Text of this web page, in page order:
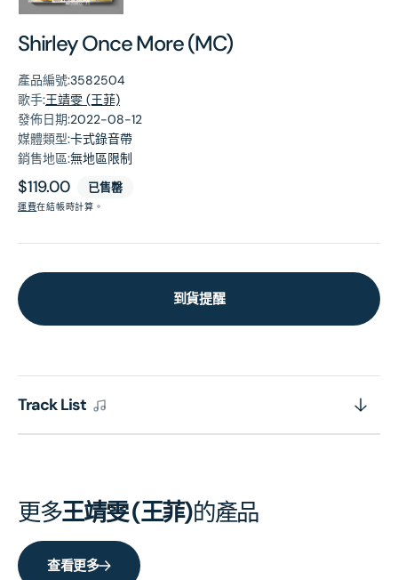
Shirley Once More (MC)
產品編號:3582504
歌手:王靖雯 (王菲)
發佈日期:2022-08-12
媒體類型:卡式錄音帶
銷售地區:無地區限制
原
價
$119.00 已售罄
運費在結帳時計算。
到貨提醒
Track List
更多王靖雯 (王菲)的產品
查看更多